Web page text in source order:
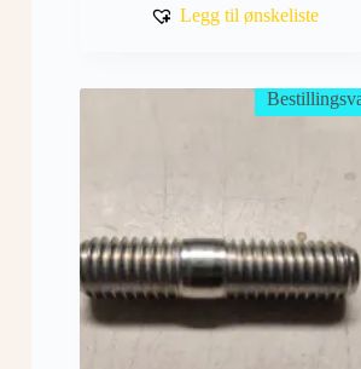
kr 650
Alternativene
Legg til ønskeliste